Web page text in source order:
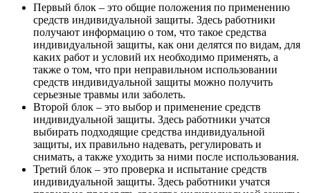
Первый блок – это общие положения по применению
средств индивидуальной защиты. Здесь работники
получают информацию о том, что такое средства
индивидуальной защиты, как они делятся по видам, для
каких работ и условий их необходимо применять, а
также о том, что при неправильном использовании
средств индивидуальной защиты можно получить
серьезные травмы или заболеть.
Второй блок – это выбор и применение средств
индивидуальной защиты. Здесь работники учатся
выбирать подходящие средства индивидуальной
защиты, их правильно надевать, регулировать и
снимать, а также уходить за ними после использования.
Третий блок – это проверка и испытание средств
индивидуальной защиты. Здесь работники учатся